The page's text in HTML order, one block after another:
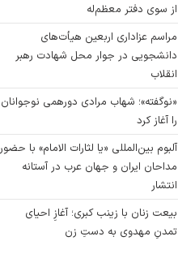
از سوی دفتر معظم‌له
مراسم عزاداری اربعین هیأت‌های
دانشجویی در جوار محل شهادت رهبر
انقلاب
«نوگفته»؛ شهاب مرادی دورهمی نوجوانان
را آغاز کرد
آلبوم بین‌المللی «یا لثارات الامام» با حضور
مداحان ایران و جهان عرب در آستانه
انتشار
بیعت زنان با زینب کبری؛ آغازِ احیای
تمدنِ مهدوی به دستِ زن